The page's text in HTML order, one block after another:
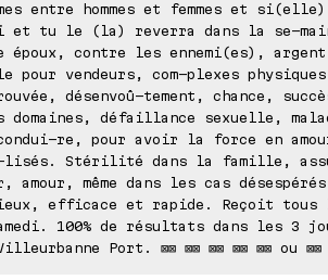
entre hommes et femmes et
tu le (la) reverra dans la se-
époux, contre les ennemi(es),
vendeurs, com-plexes
désenvoû-tement, chance,
domaines, défaillance sexuelle,
re, pour avoir la force en
lisés. Stérilité dans la famille,
même dans les cas
efficace et rapide. Reçoit tous
100% de résultats dans les 3
Port. ⊠⊠ ⊠⊠ ⊠⊠ ⊠⊠ ⊠⊠ ou ⊠⊠